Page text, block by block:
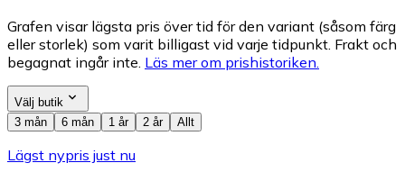
Grafen visar lägsta pris över tid för den variant (såsom färg
eller storlek) som varit billigast vid varje tidpunkt. Frakt och
begagnat ingår inte. Läs mer om prishistoriken.
Välj butik
3 mån
6 mån 1 år 2 år Allt
Lägst nypris just nu